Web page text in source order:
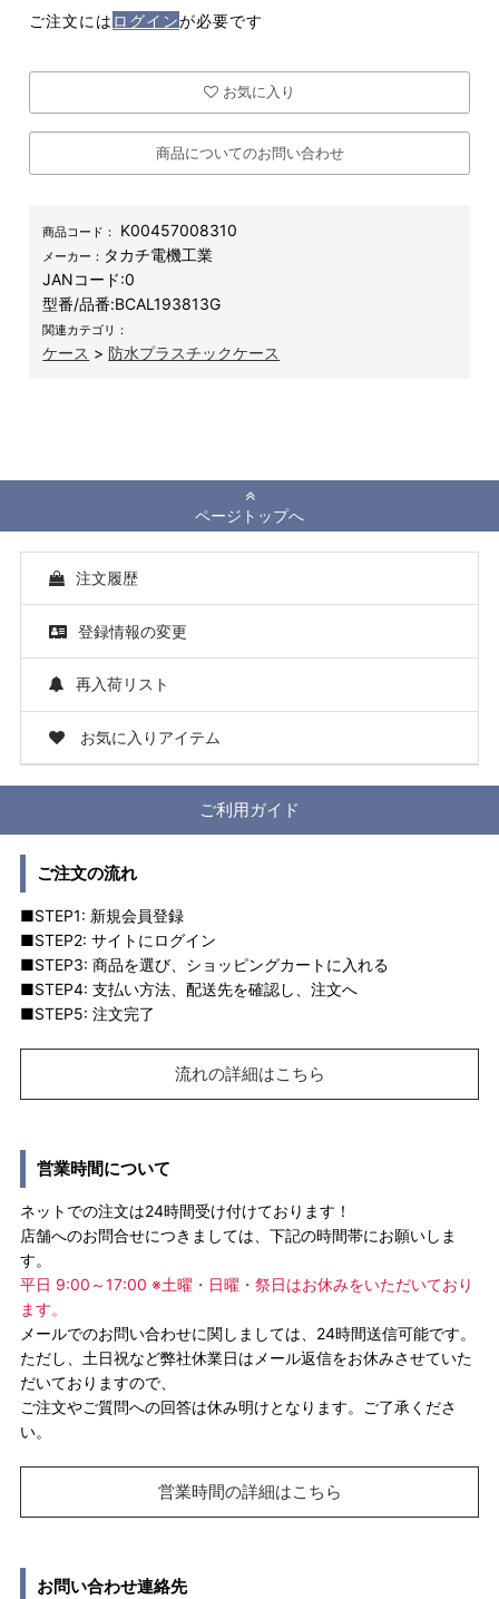
ご注文には ログインが必要です
お気に入り
商品についてのお問い合わせ
商品コード： K00457008310
メーカー： タカチ電機工業
JANコード:0
型番/品番:BCAL193813G
関連カテゴリ：
ケース >防水プラスチックケース
ページトップへ
注文履歴
登録情報の変更
再入荷リスト
お気に入りアイテム
ご利用ガイド
ご注文の流れ
■STEP1: 新規会員登録
■STEP2: サイトにログイン
■STEP3: 商品を選び、ショッピングカートに入れる
■STEP4: 支払い方法、配送先を確認し、注文へ
■STEP5: 注文完了
流れの詳細はこちら
営業時間について
ネットでの注文は24時間受け付けております！
店舗へのお問合せにつきましては、下記の時間帯にお願いしま
す。
平日 9:00～17:00 ※土曜・日曜・祭日はお休みをいただいており
ます。
メールでのお問い合わせに関しましては、24時間送信可能です。
ただし、土日祝など弊社休業日はメール返信をお休みさせていた
だいておりますので、
ご注文やご質問への回答は休み明けとなります。ご了承くださ
い。
営業時間の詳細はこちら
お問い合わせ連絡先